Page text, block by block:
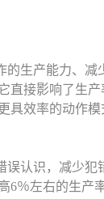
的生产能力、
直接影响了生
具效率的动作模
误认识，减少
6％左右的生产率